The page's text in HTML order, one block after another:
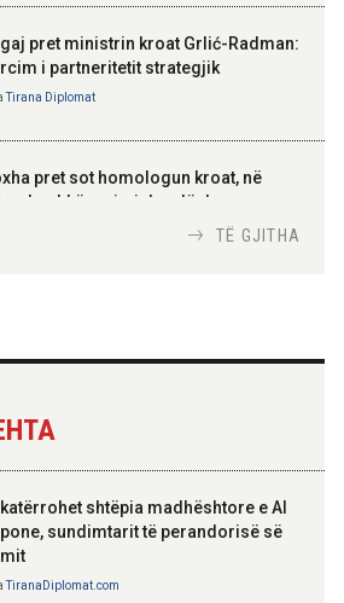
Kosovë!
100-vjetori i themelimit të
Urdhrit të Skënderbeut
pret ministrin kroat Grlić-Radman:
i partneritetit strategjik
Tirana Diplomat
pret sot homologun kroat, në
bashkëpunimi dypalësh
strategjik
TË GJITHA
shtëpia madhështore e Al
sundimtarit të perandorisë së
TiranaDiplomat.com